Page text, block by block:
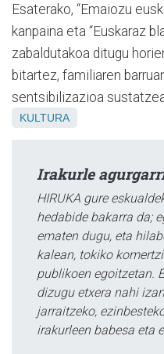
Esaterako, “Emaiozu
kanpaina eta “Euskaraz
zabaldutakoa ditugu
bitartez, familiaren
sentsibilizazioa
KULTURA
Irakurle
HIRUKA gure
hedabide bakarra da;
ematen dugu, eta
kalean, tokiko
publikoen egoitzetan.
dizugu etxera nahi
jarraitzeko,
irakurleen babesa eta